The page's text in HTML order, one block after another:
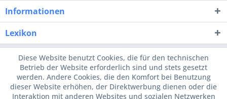
Informationen
Lexikon
Diese Website benutzt Cookies, die für den technischen
Betrieb der Website erforderlich sind und stets gesetzt
werden. Andere Cookies, die den Komfort bei Benutzung
dieser Website erhöhen, der Direktwerbung dienen oder die
Interaktion mit anderen Websites und sozialen Netzwerken